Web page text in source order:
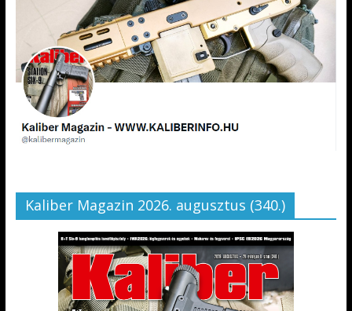
Kaliber Magazin 2026. augusztus (340.)